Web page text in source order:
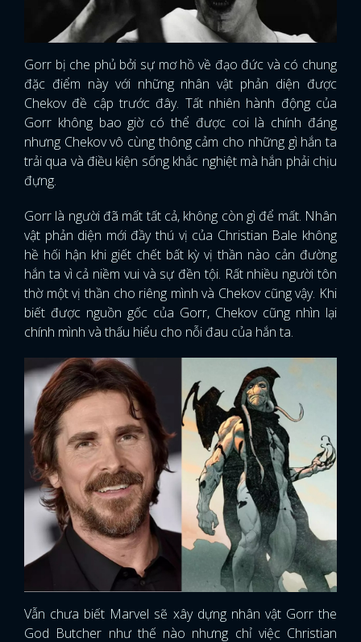
Gorr bị che phủ bởi sự mơ hồ về đạo đức và có chung
đặc điểm này với những nhân vật phản diện được
Chekov đề cập trước đây. Tất nhiên hành động của
Gorr không bao giờ có thể được coi là chính đáng
nhưng Chekov vô cùng thông cảm cho những gì hắn ta
trải qua và điều kiện sống khắc nghiệt mà hắn phải chịu
đựng.
Gorr là người đã mất tất cả, không còn gì để mất. Nhân
vật phản diện mới đầy thú vị của Christian Bale không
hề hối hận khi giết chết bất kỳ vị thần nào cản đường
hắn ta vì cả niềm vui và sự đền tội. Rất nhiều người tôn
thờ một vị thần cho riêng mình và Chekov cũng vậy. Khi
biết được nguồn gốc của Gorr, Chekov cũng nhìn lại
chính mình và thấu hiểu cho nỗi đau của hắn ta.
Vẫn chưa biết Marvel sẽ xây dựng nhân vật Gorr the
God Butcher như thế nào nhưng chỉ việc Christian